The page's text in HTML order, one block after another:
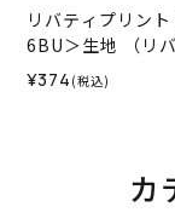
リバティプリン
6BU＞生地 （リ
ァブリックス）
¥374 (税込)
カ